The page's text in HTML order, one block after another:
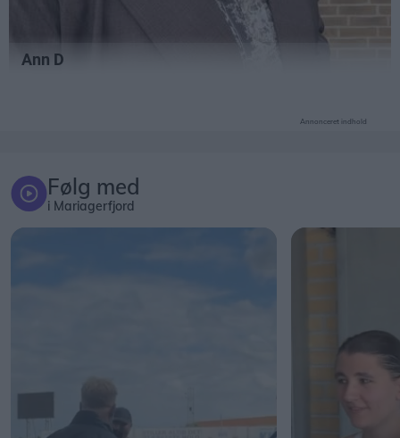
Annonceret indhold
Følg med
i Mariagerfjord